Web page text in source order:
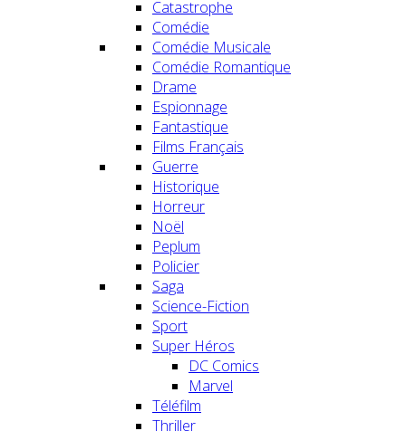
Catastrophe
Comédie
Comédie Musicale
Comédie Romantique
Drame
Espionnage
Fantastique
Films Français
Guerre
Historique
Horreur
Noël
Peplum
Policier
Saga
Science-Fiction
Sport
Super Héros
DC Comics
Marvel
Téléfilm
Thriller